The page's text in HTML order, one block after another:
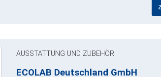
AUSSTATTUNG UND ZUBEHÖR
ECOLAB Deutschland GmbH